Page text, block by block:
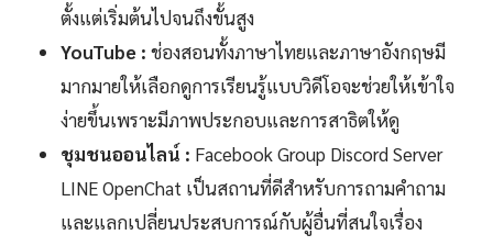
ตั้งแต่เริ่มต้นไปจนถึงขั้นสูง
YouTube : ช่องสอนทั้งภาษาไทยและภาษาอังกฤษมี
มากมายให้เลือกดูการเรียนรู้แบบวิดีโอจะช่วยให้เข้าใจ
ง่ายขึ้นเพราะมีภาพประกอบและการสาธิตให้ดู
ชุมชนออนไลน์ : Facebook Group Discord Server
LINE OpenChat เป็นสถานที่ดีสำหรับการถามคำถาม
และแลกเปลี่ยนประสบการณ์กับผู้อื่นที่สนใจเรื่อง